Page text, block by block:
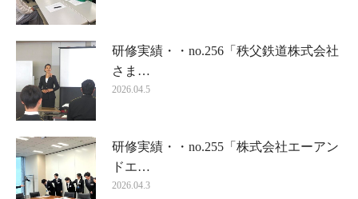
研修実績・・no.256「秩父鉄道株式会社
さま…
2026.04.5
研修実績・・no.255「株式会社エーアン
ドエ…
2026.04.3